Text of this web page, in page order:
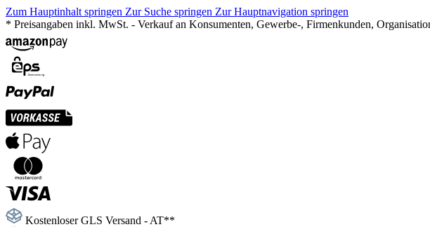
Zum Hauptinhalt springen Zur Suche springen Zur Hauptnavigation springen
* Preisangaben inkl. MwSt. - Verkauf an Konsumenten, Gewerbe-, Firmenkunden,
Kostenloser GLS Versand - AT**